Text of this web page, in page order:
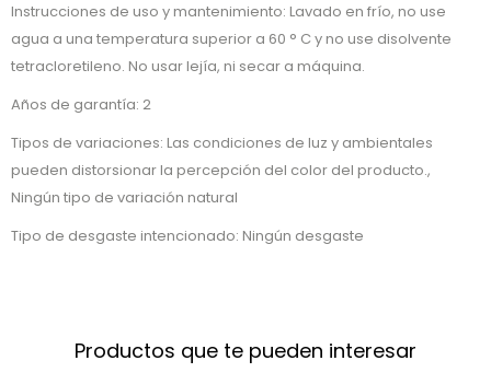
Instrucciones de uso y mantenimiento: Lavado en frío, no use
agua a una temperatura superior a 60 ° C y no use disolvente
tetracloretileno. No usar lejía, ni secar a máquina.
Años de garantía: 2
Tipos de variaciones: Las condiciones de luz y ambientales
pueden distorsionar la percepción del color del producto.,
Ningún tipo de variación natural
Tipo de desgaste intencionado: Ningún desgaste
Productos que te pueden interesar